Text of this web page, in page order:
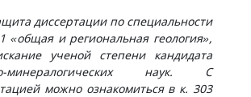
диссертации по специальности
«общая и региональная геология»,
ученой степени кандидата
минералогических наук. С
можно ознакомиться в к. 303